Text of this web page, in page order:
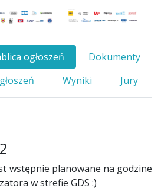
ogłoszeń
Dokumenty
Wyniki Jury
wstępnie planowane na godzine
w strefie GDS :)